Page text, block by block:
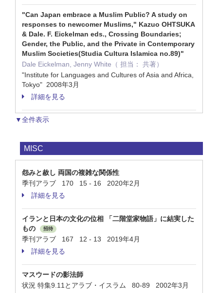
"Can Japan embrace a Muslim Public? A study on
responses to newcomer Muslims," Kazuo OHTSUKA
& Dale. F. Eickelman eds., Crossing Boundaries;
Gender, the Public, and the Private in Contemporary
Muslim Societies(Studia Cultura Islamica no.89)"
Dale Eickelman, Jenny White（ 担当： 共著）
"Institute for Languages and Cultures of Asia and Africa,
Tokyo" 2008年3月
詳細を見る
▼全件表示
MISC
怨みと赦し 両国の複雑な関係性
季刊アラブ 170 15 - 16 2020年2月
詳細を見る
イランと日本の文化の位相 「二階堂家物語」に結実した
もの
招待
季刊アラブ 167 12 - 13 2019年4月
詳細を見る
マスウードの影法師
状況 特集9.11とアラブ・イスラム 80-89 2002年3月